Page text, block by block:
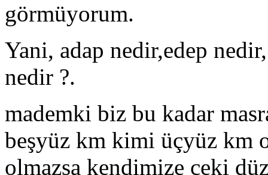
görmüyorum.
Yani, adap nedir,edep
nedir ?.
mademki biz bu kadar
beşyüz km kimi üçyüz km
olmazsa kendimize çeki